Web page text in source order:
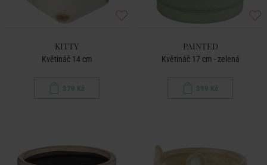
KITTY
Květináč 14 cm
379 Kč
PAINTED
Květináč 17 cm - zelená
399 Kč